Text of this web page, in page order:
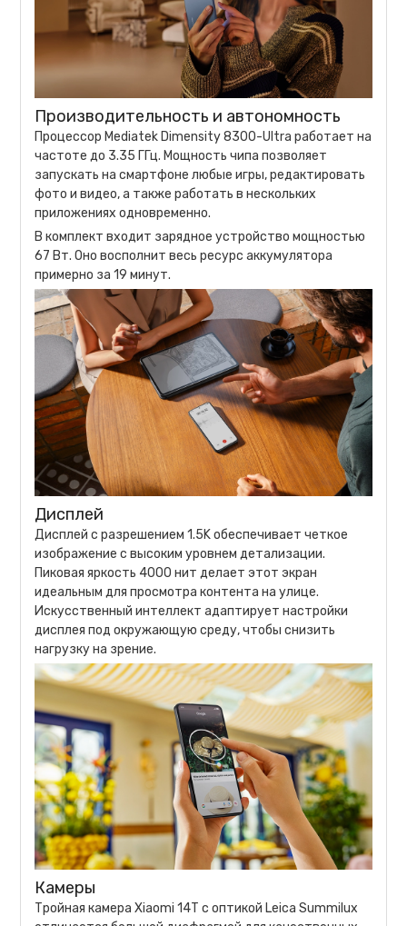
Производительность и автономность
Процессор Mediatek Dimensity 8300-Ultra работает на
частоте до 3.35 ГГц. Мощность чипа позволяет
запускать на смартфоне любые игры, редактировать
фото и видео, а также работать в нескольких
приложениях одновременно.
В комплект входит зарядное устройство мощностью
67 Вт. Оно восполнит весь ресурс аккумулятора
примерно за 19 минут.
Дисплей
Дисплей с разрешением 1.5K обеспечивает четкое
изображение с высоким уровнем детализации.
Пиковая яркость 4000 нит делает этот экран
идеальным для просмотра контента на улице.
Искусственный интеллект адаптирует настройки
дисплея под окружающую среду, чтобы снизить
нагрузку на зрение.
Камеры
Тройная камера Xiaomi 14T с оптикой Leica Summilux